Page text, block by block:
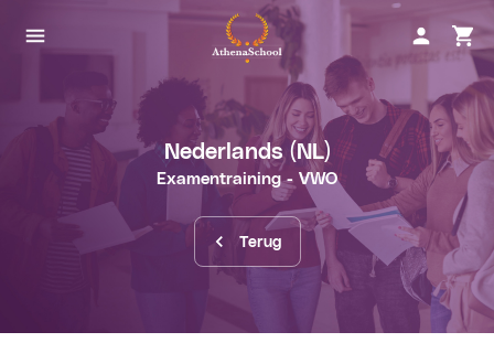
Terug
Nederlands(NL)
Examentraining- VWO